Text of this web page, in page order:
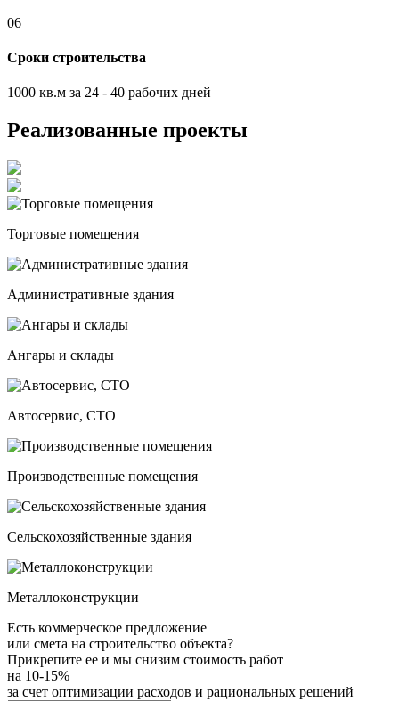
06
Сроки строительства
1000 кв.м за 24 - 40 рабочих дней
Реализованные проекты
Торговые помещения
Административные здания
Ангары и склады
Автосервис, СТО
Производственные помещения
Сельскохозяйственные здания
Металлоконструкции
Есть коммерческое предложение
или смета на строительство объекта?
Прикрепите ее и мы снизим стоимость работ
на 10-15%
за счет оптимизации расходов и рациональных решений